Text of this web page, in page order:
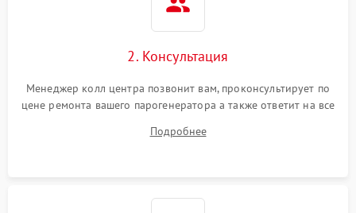
2. Консультация
Менеджер колл центра позвонит вам, проконсультирует по
цене ремонта вашего парогенератора а также ответит на все
Подробнее